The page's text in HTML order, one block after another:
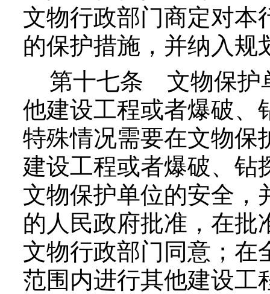
文物行政部门商定对本
的保护措施，并纳入规
第十七条 文物保护
他建设工程或者爆破、
特殊情况需要在文物保
建设工程或者爆破、钻
文物保护单位的安全，
的人民政府批准，在批
文物行政部门同意；在
范围内进行其他建设工